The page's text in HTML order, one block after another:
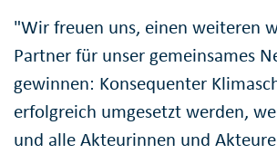
"Wir freuen uns, einen weiteren
Partner für unser gemeinsames
gewinnen: Konsequenter
erfolgreich umgesetzt werden,
und alle Akteurinnen und